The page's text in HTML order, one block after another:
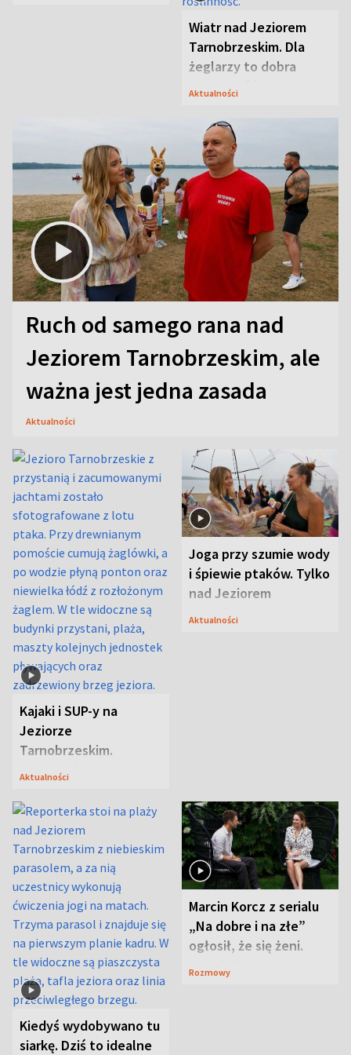
Wiatr nad Jeziorem
Tarnobrzeskim. Dla
żeglarzy to dobra
wiadomość
Aktualności
Ruch od samego rana nad
Jeziorem Tarnobrzeskim, ale
ważna jest jedna zasada
Aktualności
Kajaki i SUP-y na
Jeziorze
Tarnobrzeskim.
Przyrodnicy zwracają
Aktualności
Joga przy szumie wody
i śpiewie ptaków. Tylko
nad Jeziorem
Tarnobrzeskim
Aktualności
Kiedyś wydobywano tu
siarkę. Dziś to idealne
Marcin Korcz z serialu
„Na dobre i na złe”
ogłosił, że się żeni.
Zdradził, co zmienił
Rozmowy